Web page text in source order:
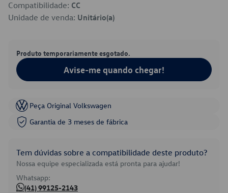
Compatibilidade: CC
Unidade de venda: Unitário(a)
Produto temporariamente esgotado.
Avise-me quando chegar!
Peça Original Volkswagen
Garantia de 3 meses de fábrica
Tem dúvidas sobre a compatibilidade deste produto?
Nossa equipe especializada está pronta para ajudar!
Whatsapp:
(41) 99125-2143